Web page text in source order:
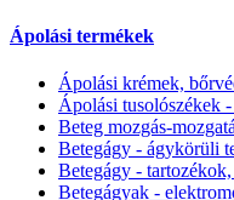
Ápolási termékek
Ápolási krémek,
Ápolási tusolószékek
Beteg mozgás-
Betegágy - ágykörüli
Betegágy -
Betegágyak -